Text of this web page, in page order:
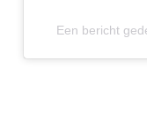
Een bericht